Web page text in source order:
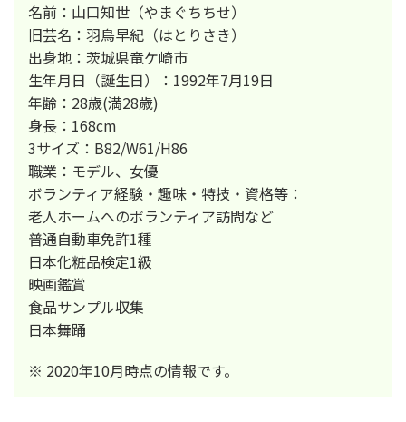
名前：山口知世（やまぐちちせ）
旧芸名：羽鳥早紀（はとりさき）
出身地：茨城県竜ケ崎市
生年月日（誕生日）：1992年7月19日
年齢：28歳(満28歳)
身長：168cm
3サイズ：B82/W61/H86
職業：モデル、女優
ボランティア経験・趣味・特技・資格等：
老人ホームへのボランティア訪問など
普通自動車免許1種
日本化粧品検定1級
映画鑑賞
食品サンプル収集
日本舞踊
※ 2020年10月時点の情報です。